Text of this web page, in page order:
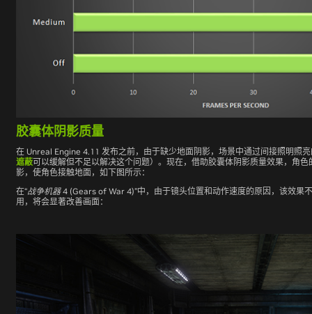
胶囊体阴影质量
在 Unreal Engine 4.11 发布之前，由于缺少地面阴影，场景中通过间接照明照
遮蔽可以缓解但不足以解决这个问题）。现在，借助胶囊体阴影质量效果，角
影，使角色接触地面，如下图所示：
在“战争机器4 (Gears of War 4)”中，由于镜头位置和动作速度的原因，该效果
用，将会显著改善画面：